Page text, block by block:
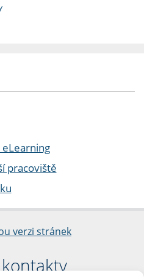
eLearning
pracoviště
verzi stránek